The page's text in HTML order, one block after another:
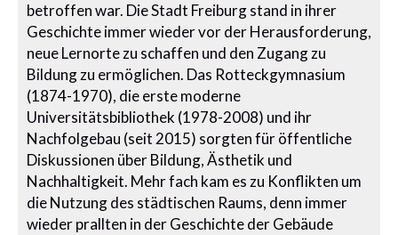
betroffen war. Die Stadt Freiburg stand in ihrer
Geschichte immer wieder vor der Herausforderung,
neue Lernorte zu schaffen und den Zugang zu
Bildung zu ermöglichen. Das Rotteckgymnasium
(1874-1970), die erste moderne
Universitätsbibliothek (1978-2008) und ihr
Nachfolgebau (seit 2015) sorgten für öffentliche
Diskussionen über Bildung, Ästhetik und
Nachhaltigkeit. Mehr fach kam es zu Konflikten um
die Nutzung des städtischen Raums, denn immer
wieder prallten in der Geschichte der Gebäude